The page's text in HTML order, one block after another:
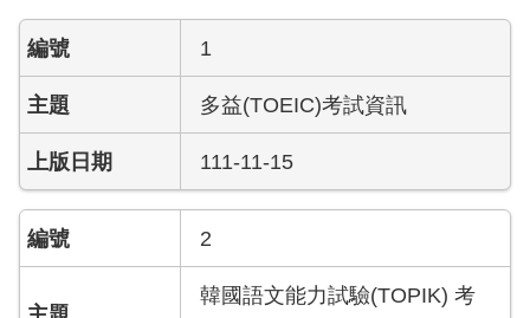
1
多益(TOEIC)考試資訊
111-11-15
2
韓國語文能力試驗(TOPIK) 考